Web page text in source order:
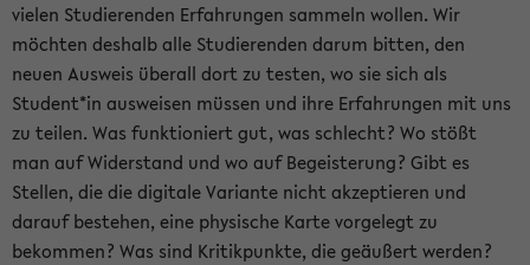
vielen Studierenden Erfahrungen sammeln wollen. Wir
möchten deshalb alle Studierenden darum bitten, den
neuen Ausweis überall dort zu testen, wo sie sich als
Student*in ausweisen müssen und ihre Erfahrungen mit uns
zu teilen. Was funktioniert gut, was schlecht? Wo stößt
man auf Widerstand und wo auf Begeisterung? Gibt es
Stellen, die die digitale Variante nicht akzeptieren und
darauf bestehen, eine physische Karte vorgelegt zu
bekommen? Was sind Kritikpunkte, die geäußert werden?